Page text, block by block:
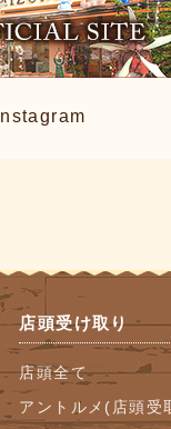
Instagram
店頭受け取り
店頭全て
アントルメ(店頭受